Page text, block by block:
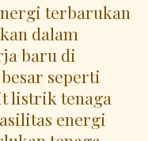
terbarukan
dalam
baru di
seperti
listrik tenaga
energi